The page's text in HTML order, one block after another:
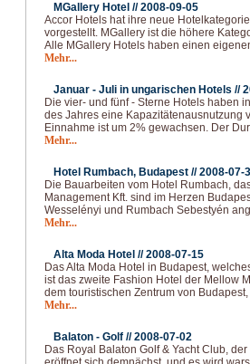
MGallery Hotel //2008-09-05
Accor Hotels hat ihre neue
vorgestellt. MGallery ist die höhere
Alle MGallery Hotels haben einen
Mehr...
Januar - Juli in ungarischen Hotels //
Die vier- und fünf - Sterne Hotels haben
des Jahres eine Kapazitätenausnutzung
Einnahme ist um 2% gewachsen. Der
Mehr...
Hotel Rumbach, Budapest //2008-07-
Die Bauarbeiten vom Hotel Rumbach,
Management Kft. sind im Herzen
Wesselényi und Rumbach Sebestyén
Mehr...
Alta Moda Hotel //2008-07-15
Das Alta Moda Hotel in Budapest,
ist das zweite Fashion Hotel der Mellow
dem touristischen Zentrum von
Mehr...
Balaton - Golf //2008-07-02
Das Royal Balaton Golf & Yacht Club,